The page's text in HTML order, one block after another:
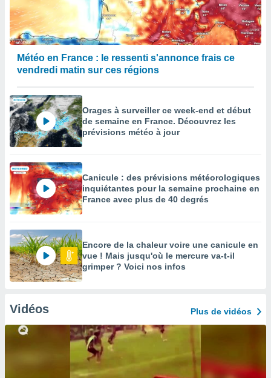
Météo en France : le ressenti s'annonce frais ce
vendredi matin sur ces régions
Orages à surveiller ce week-end et début
de semaine en France. Découvrez les
prévisions météo à jour
Canicule : des prévisions météorologiques
inquiétantes pour la semaine prochaine en
France avec plus de 40 degrés
Encore de la chaleur voire une canicule en
vue ! Mais jusqu'où le mercure va-t-il
grimper ? Voici nos infos
Vidéos Plus de vidéos